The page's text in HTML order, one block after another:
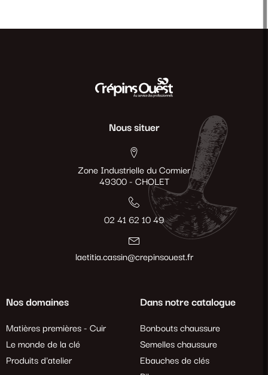
Nous situer
Zone Industrielle du Cormier
49300 - CHOLET
02 41 62 10 49
laetitia.cassin@crepinsouest.fr
Nos domaines
Matières premières - Cuir
Le monde de la clé
Produits d'atelier
Dans notre catalogue
Bonbouts chaussure
Semelles chaussure
Ebauches de clés